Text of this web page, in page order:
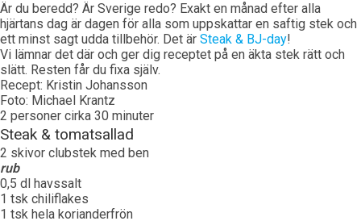
Är du beredd? Är Sverige redo? Exakt en månad efter alla
hjärtans dag är dagen för alla som uppskattar en saftig stek och
ett minst sagt udda tillbehör. Det är Steak & BJ-day!
Vi lämnar det där och ger dig receptet på en äkta stek rätt och
slätt. Resten får du fixa själv.
Recept: Kristin Johansson
Foto: Michael Krantz
2 personer cirka 30 minuter
Steak & tomatsallad
2 skivor clubstek med ben
rub
0,5 dl havssalt
1 tsk chiliflakes
1 tsk hela korianderfrön